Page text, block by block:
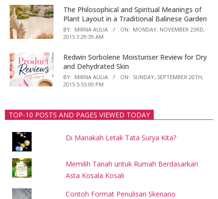
The Philosophical and Spiritual Meanings of
Plant Layout in a Traditional Balinese Garden
BY: MIRNA AULIA ON: MONDAY, NOVEMBER 23RD,
2015 3:29:39 AM
Redwin Sorbolene Moisturiser Review for Dry
and Dehydrated Skin
BY: MIRNA AULIA ON: SUNDAY, SEPTEMBER 20TH,
2015 5:55:00 PM
TOP-10 POSTS AND PAGES VIEWED TODAY
Di Manakah Letak Tata Surya Kita?
Memilih Tanah untuk Rumah Berdasarkan
Asta Kosala Kosali
Contoh Format Penulisan Skenario